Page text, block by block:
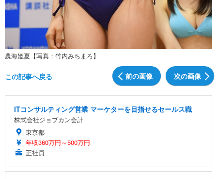
農海姫夏【写真：竹内みちまろ】
前の画像 次の画像
この記事へ戻る
ITコンサルティング営業 マーケターを目指せるセールス職
株式会社ジョブカン会計
東京都
年収360万円～500万円
正社員